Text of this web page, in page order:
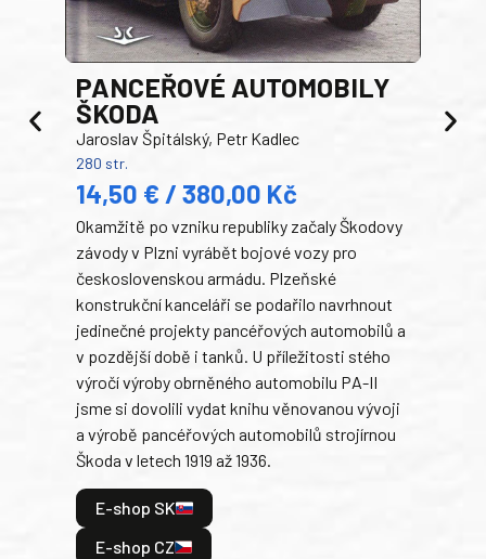
PANCEŘOVÉ AUTOMOBILY
ŠKODA
Jaroslav Špitálský, Petr Kadlec
280 str.
14,50 € / 380,00 Kč
Okamžitě po vzniku republiky začaly Škodovy
závody v Plzni vyrábět bojové vozy pro
československou armádu. Plzeňské
konstrukční kanceláři se podařilo navrhnout
jedinečné projekty pancéřových automobilů a
v pozdější době i tanků. U příležitosti stého
výročí výroby obrněného automobilu PA-II
jsme si dovolili vydat knihu věnovanou vývoji
a výrobě pancéřových automobilů strojírnou
Škoda v letech 1919 až 1936.
E-shop SK
E-shop CZ